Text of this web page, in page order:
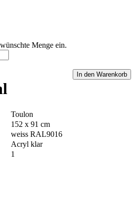
Menge ein.
Toulon
152 x 91 cm
weiss RAL9016
Acryl klar
1